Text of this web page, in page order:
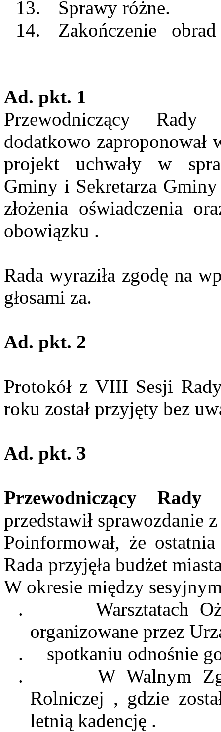
13.
Sprawy różne.
14.
Zakończenie obrad
Ad. pkt. 1
Przewodniczący
dodatkowo zaproponował
projekt uchwały w
Gminy i Sekretarza
złożenia oświadczenia
obowiązku .
Rada wyraziła zgodę na
głosami za.
Ad. pkt. 2
Protokół z VIII Sesji
roku został przyjęty bez
Ad. pkt. 3
Przewodniczący
przedstawił sprawozdanie
Poinformował, że
Rada przyjęła budżet
W okresie między
.
Warsztatach
organizowane przez
.
spotkaniu odnośnie
.
W Walnym
Rolniczej , gdzie
letnią kadencję .